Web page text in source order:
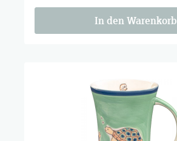
In den Warenkorb